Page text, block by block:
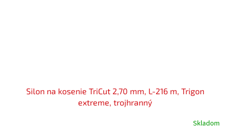
Silon na kosenie TriCut 2,70 mm, L-216 m, Trigon
extreme, trojhranný
Skladom